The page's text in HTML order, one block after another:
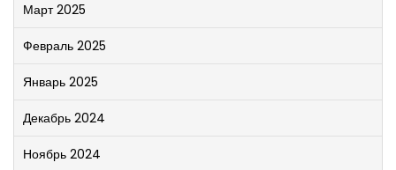
Март 2025
Февраль 2025
Январь 2025
Декабрь 2024
Ноябрь 2024